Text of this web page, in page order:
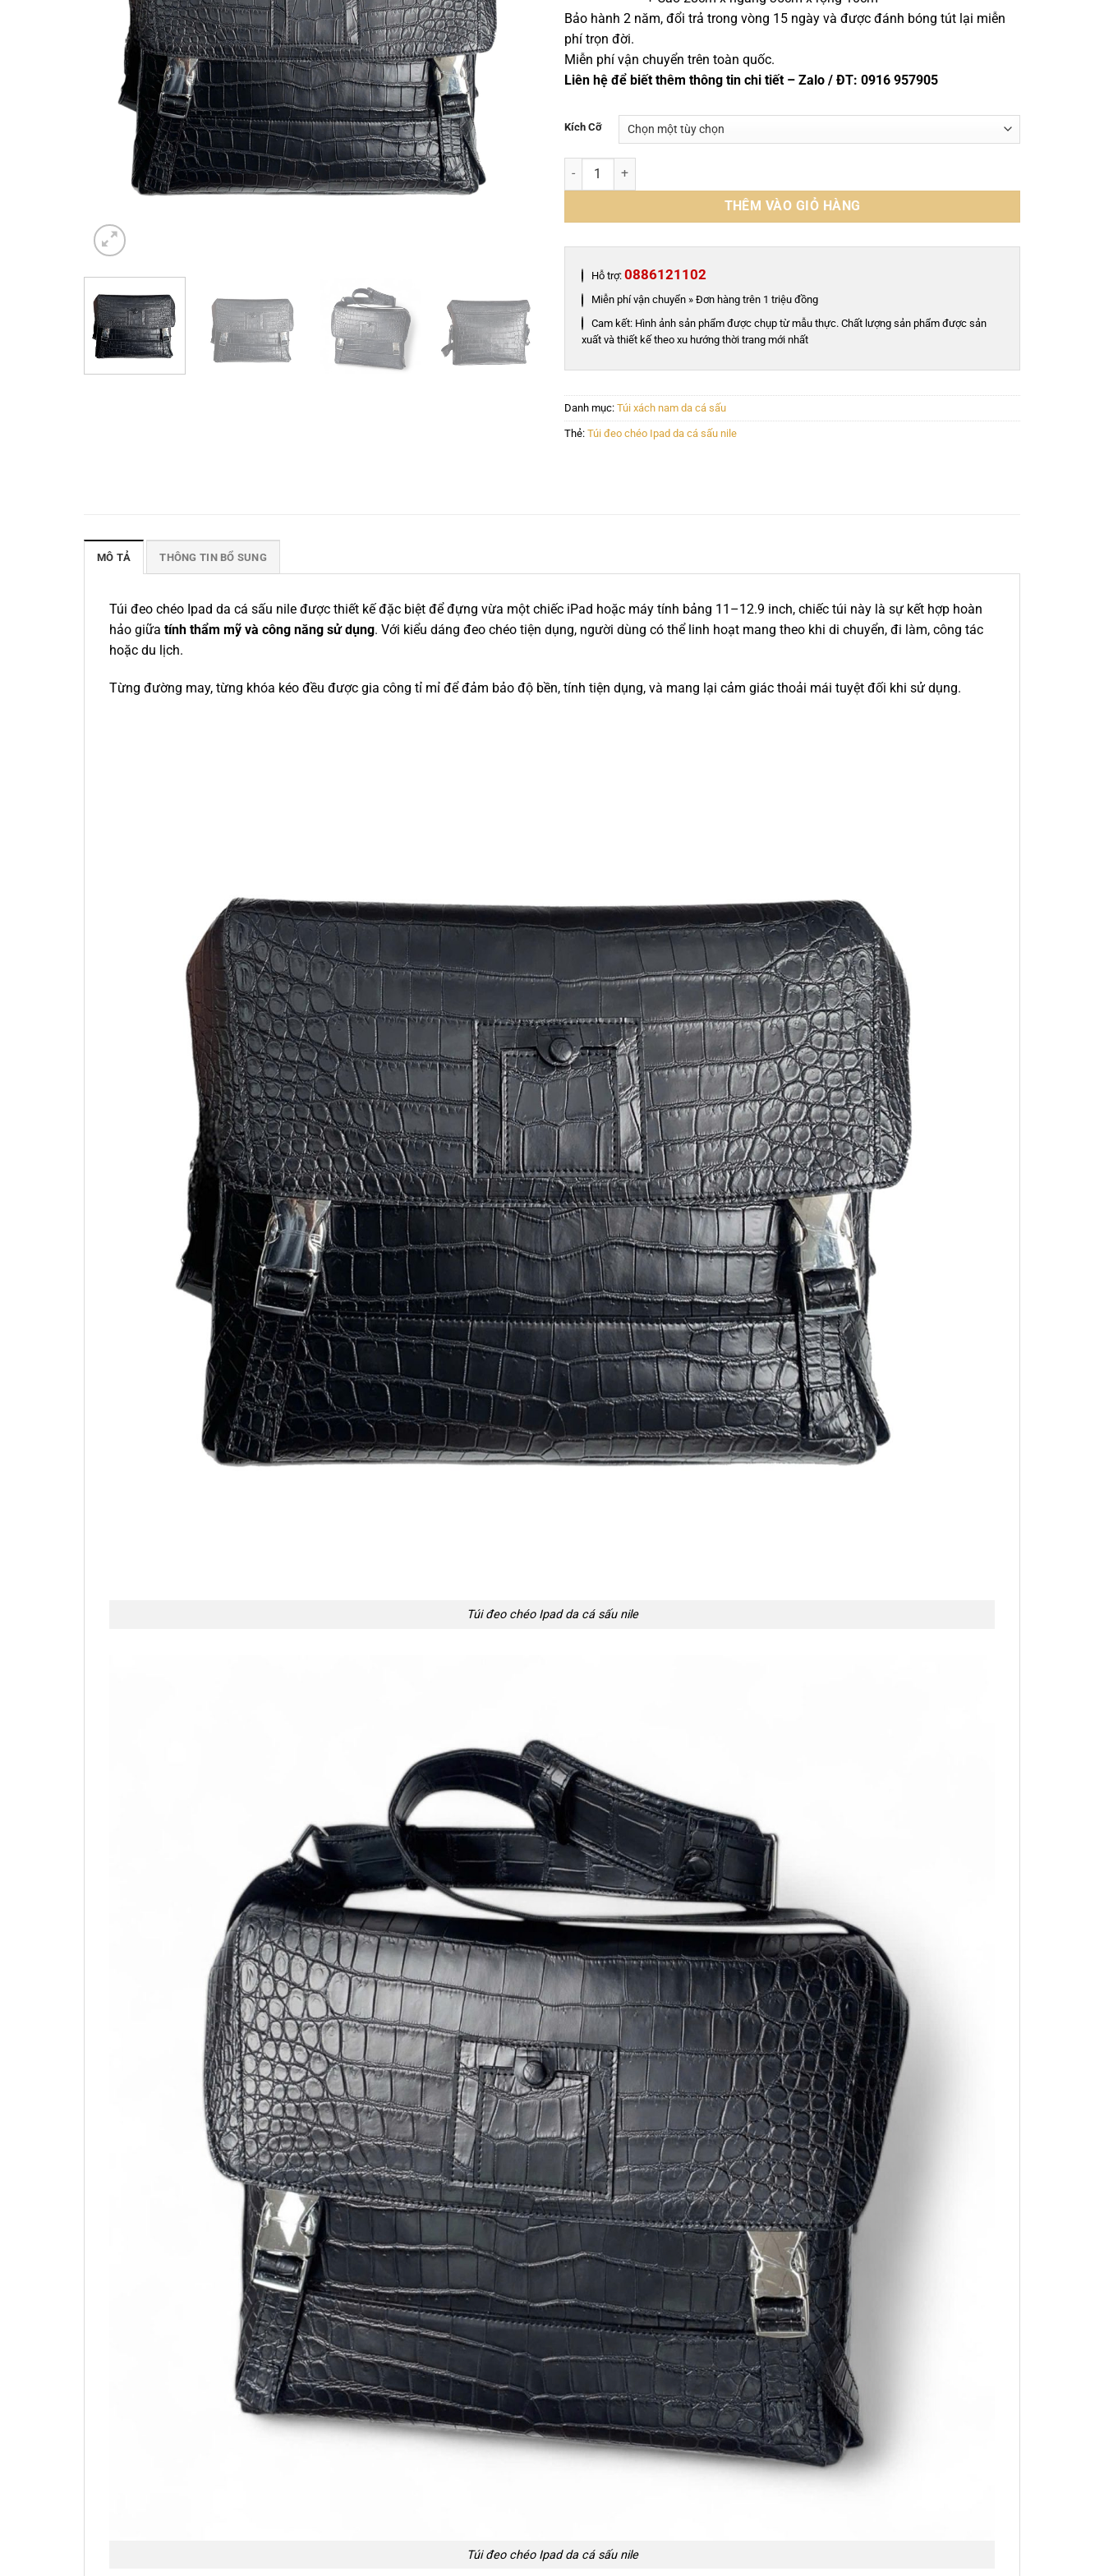
Bảo hành 2 năm, đổi trả trong vòng 15 ngày và được đánh bóng tút lại miễn
phí trọn đời.
Miễn phí vận chuyển trên toàn quốc.
Liên hệ để biết thêm thông tin chi tiết – Zalo / ĐT: 0916 957905
Kích Cỡ
Túi đeo chéo Ipad da cá sấu nile - TCD015S số lượng
THÊM VÀO GIỎ HÀNG
Hỗ trợ: 0886121102
Miễn phí vận chuyển » Đơn hàng trên 1 triệu đồng
Cam kết: Hình ảnh sản phẩm được chụp từ mẫu thực. Chất lượng sản phẩm được sản
xuất và thiết kế theo xu hướng thời trang mới nhất
Danh mục: Túi xách nam da cá sấu
Thẻ: Túi đeo chéo Ipad da cá sấu nile
MÔ TẢ THÔNG TIN BỔ SUNG
Túi đeo chéo Ipad da cá sấu nile được thiết kế đặc biệt để đựng vừa một chiếc iPad hoặc máy tính bảng 11–12.9 inch, chiếc túi này là sự kết hợp hoàn
hảo giữa tính thẩm mỹ và công năng sử dụng. Với kiểu dáng đeo chéo tiện dụng, người dùng có thể linh hoạt mang theo khi di chuyển, đi làm, công tác
hoặc du lịch.
Từng đường may, từng khóa kéo đều được gia công tỉ mỉ để đảm bảo độ bền, tính tiện dụng, và mang lại cảm giác thoải mái tuyệt đối khi sử dụng.
Túi đeo chéo Ipad da cá sấu nile
Túi đeo chéo Ipad da cá sấu nile